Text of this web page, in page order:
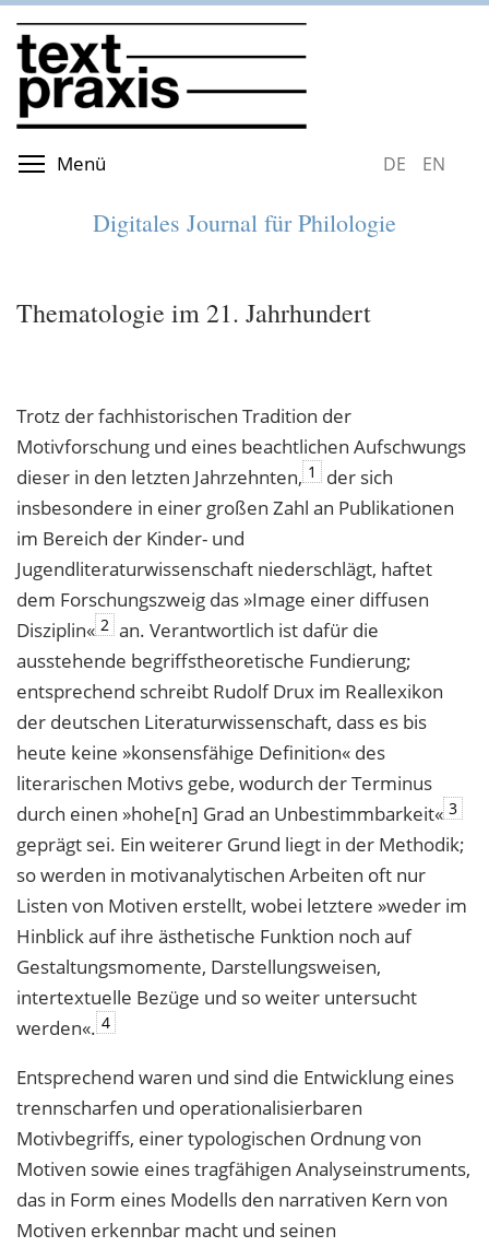
Direkt
zum
Inhalt
Menü Menüsichtbarkeit umschaltenDEUTSCH
Digitales Journal für Philologie
Thematologie im 21. Jahrhundert
Trotz der fachhistorischen Tradition der
Motivforschung und eines beachtlichen Aufschwungs
dieser in den letzten Jahrzehnten, 1
der sich
insbesondere in einer großen Zahl an Publikationen
im Bereich der Kinder- und
Jugendliteraturwissenschaft niederschlägt, haftet
dem Forschungszweig das »Image einer diffusen
Disziplin« 2 an. Verantwortlich ist dafür die
ausstehende begriffstheoretische Fundierung;
entsprechend schreibt Rudolf Drux im Reallexikon
der deutschen Literaturwissenschaft, dass es bis
heute keine »konsensfähige Definition« des
literarischen Motivs gebe, wodurch der Terminus
durch einen »hohe[n] Grad an Unbestimmbarkeit« 3
geprägt sei. Ein weiterer Grund liegt in der Methodik;
so werden in motivanalytischen Arbeiten oft nur
Listen von Motiven erstellt, wobei letztere »weder im
Hinblick auf ihre ästhetische Funktion noch auf
Gestaltungsmomente, Darstellungsweisen,
intertextuelle Bezüge und so weiter untersucht
werden«. 4
Entsprechend waren und sind die Entwicklung eines
trennscharfen und operationalisierbaren
Motivbegriffs, einer typologischen Ordnung von
Motiven sowie eines tragfähigen Analyseinstruments,
das in Form eines Modells den narrativen Kern von
Motiven erkennbar macht und seinen